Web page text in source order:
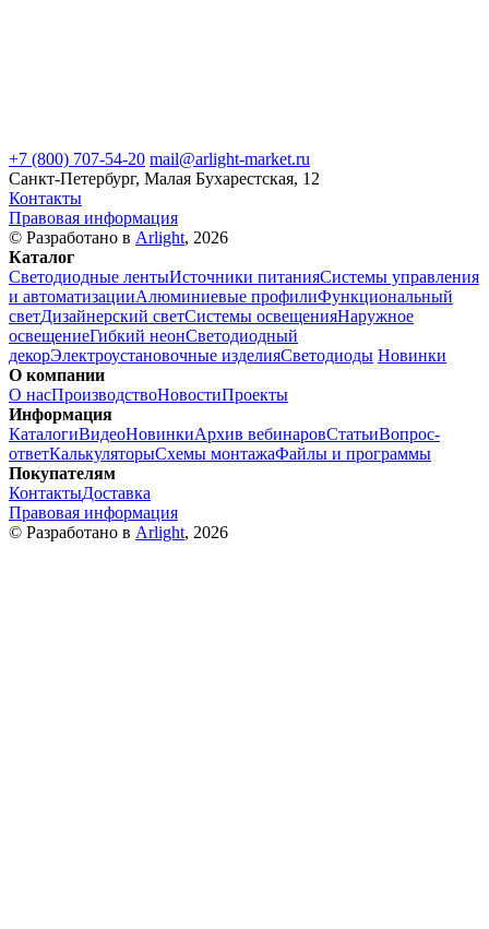
+7 (800) 707-54-20 mail@arlight-market.ru
Санкт-Петербург, Малая Бухарестская, 12
Контакты
Правовая информация
© Разработано в Arlight, 2026
Каталог
Светодиодные лентыИсточники питанияСистемы управления
и автоматизацииАлюминиевые профилиФункциональный
светДизайнерский светСистемы освещенияНаружное
освещениеГибкий неонСветодиодный
декорЭлектроустановочные изделияСветодиоды Новинки
О компании
О насПроизводствоНовостиПроекты
Информация
КаталогиВидеоНовинкиАрхив вебинаровСтатьиВопрос-
ответКалькуляторыСхемы монтажаФайлы и программы
Покупателям
КонтактыДоставка
Правовая информация
© Разработано в Arlight, 2026